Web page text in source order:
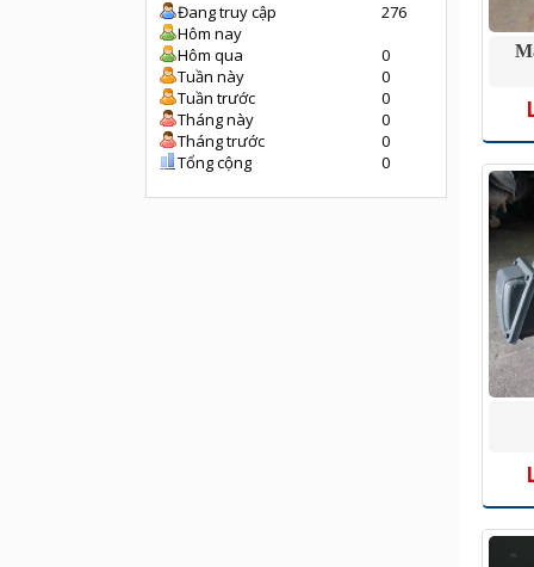
Đang truy cập
276
Hôm nay
Hôm qua
0
Tuần này
0
Tuần trước
0
Tháng này
0
Tháng trước
0
Tổng cộng
0